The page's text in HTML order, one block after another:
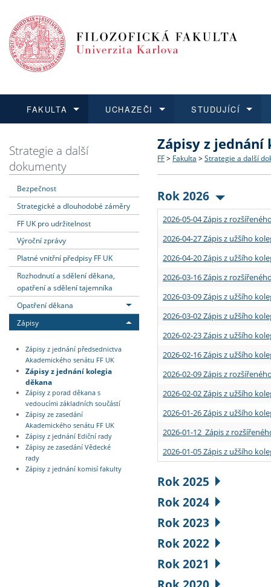
FAKULTA
Dozvědět se více
Struktura a historie
Strategie a další
Podpora a benefity pro
Absolventi fakulty
UCHAZEČI
Podat přihlášku
Co studovat a jak se
Učitelské studijní
Informace k průběhu
STUDUJÍCÍ
Dozvědět se více
Bakalářské a magisterské
Doktorské studium
Rigorózní řízení
Dozvědět se více
O vědě a výzkumu na FF
Akademické kvalifikace
Granty a projekty
Dozvědět se více
Aktuální nabídky a
Vyjíždějící studenti
Přijíždějící studenti
Vyjíždějící zaměstnanci
Strategie a další
dokumenty
Bezpečnost
Strategické a dlouhodobé záměry
FF UK pro udržitelnost
Výroční zprávy
Platné vnitřní předpisy FF UK
Rozhodnutí a sdělení děkana,
opatření a sdělení tajemníka
Opatření děkana
Zápisy
Zápisy z jednání předsednictva
Akademického senátu FF UK
Zápisy z jednání kolegia
děkana
Zápisy z porad děkana s
vedoucími základních součástí
Zápisy ze zasedání
Akademického senátu FF UK
Zápisy z jednání Ediční rady
Zápisy ze zasedání Vědecké
rady
Zápisy z jednání komisí fakulty
Zápisy z jednání
FF > Fakulta > Strategie a další
Rok 2026
2026-05-04 Zápis z
2026-04-27 Zápis z užšího
2026-04-20 Zápis z užšího
2026-03-16 Zápis z
2026-03-09 Zápis z užšího
2026-03-02 Zápis z užšího
2026-02-23 Zápis z užšího
2026-02-16 Zápis z užšího
2026-02-09 Zápis z
2026-02-02 Zápis z užšího
2026-01-26 Zápis z užšího
2026-01-12 Zápis z
2026-01-05 Zápis z užšího
Rok 2025
Rok 2024
Rok 2023
Rok 2022
Rok 2021